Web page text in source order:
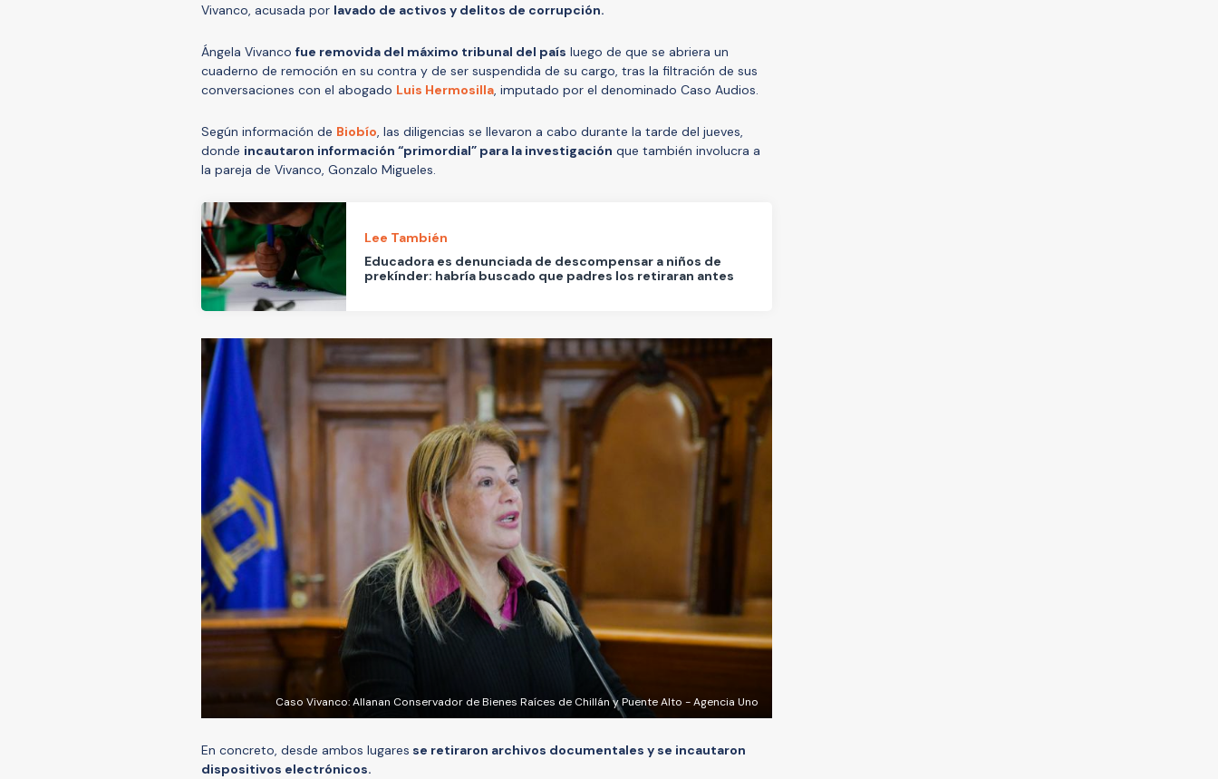
Vivanco, acusada por lavado de activos y delitos de corrupción.
Ángela Vivanco fue removida del máximo tribunal del país luego de que se abriera un
cuaderno de remoción en su contra y de ser suspendida de su cargo, tras la filtración de sus
conversaciones con el abogado Luis Hermosilla, imputado por el denominado Caso Audios.
Según información de Biobío, las diligencias se llevaron a cabo durante la tarde del jueves,
donde incautaron información “primordial” para la investigación que también involucra a
la pareja de Vivanco, Gonzalo Migueles.
Lee También
Educadora es denunciada de descompensar a niños de
prekínder: habría buscado que padres los retiraran antes
Caso Vivanco: Allanan Conservador de Bienes Raíces de Chillán y Puente Alto - Agencia Uno
En concreto, desde ambos lugares se retiraron archivos documentales y se incautaron
dispositivos electrónicos.